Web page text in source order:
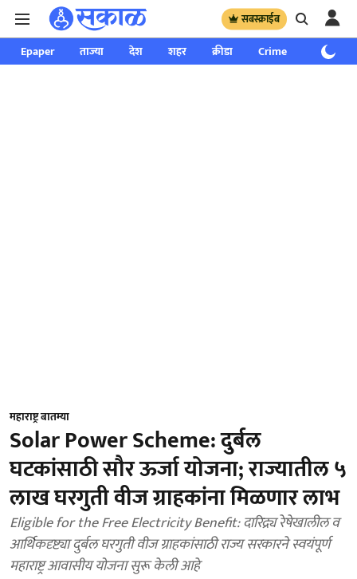
सबस्क्राईब
Epaper ताज्या देश शहर क्रीडा Crime साप्ताहिक
महाराष्ट्र बातम्या
Solar Power Scheme: दुर्बल
घटकांसाठी सौर ऊर्जा योजना; राज्यातील ५
लाख घरगुती वीज ग्राहकांना मिळणार लाभ
Eligible for the Free Electricity Benefit: दारिद्र्य रेषेखालील व
आर्थिकदृष्ट्या दुर्बल घरगुती वीज ग्राहकांसाठी राज्य सरकारने स्वयंपूर्ण
महाराष्ट्र आवासीय योजना सुरू केली आहे